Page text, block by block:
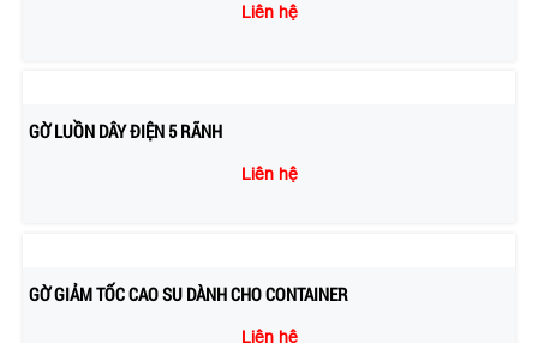
Liên hệ
GỜ LUỒN DÂY ĐIỆN 5 RÃNH
Liên hệ
GỜ GIẢM TỐC CAO SU DÀNH CHO CONTAINER
Liên hệ